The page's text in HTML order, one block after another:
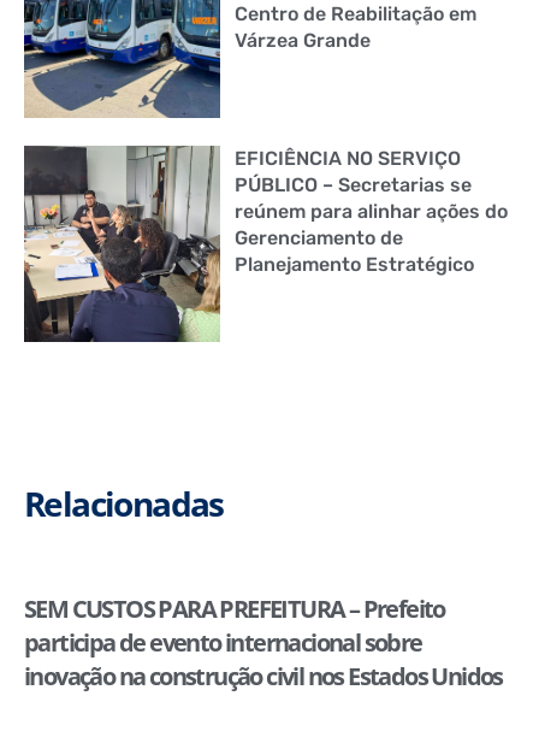
Centro de Reabilitação em
Várzea Grande
EFICIÊNCIA NO SERVIÇO
PÚBLICO – Secretarias se
reúnem para alinhar ações do
Gerenciamento de
Planejamento Estratégico
Relacionadas
SEM CUSTOS PARA PREFEITURA – Prefeito
participa de evento internacional sobre
inovação na construção civil nos Estados Unidos